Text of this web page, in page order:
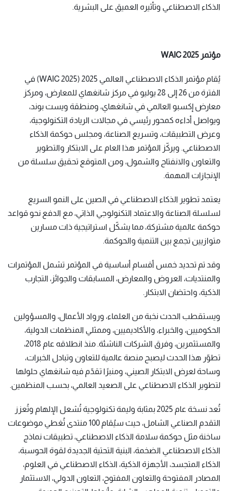
الذكاء الاصطناعي وتأثيره العميق على البشرية.
مؤتمر WAIC 2025
يُقام مؤتمر الذكاء الاصطناعي العالمي 2025 (WAIC 2025) في
الفترة من 26 إلى 28 يوليو في مركز شانغهاي للمعارض، ومركز
معارض إكسبو العالمي في شانغهاي، ومنطقة ويست بوند،
ويواصل أداءه كمحور رئيسي في مجالات الريادة التكنولوجية،
وعرض التطبيقات، وتسريع الصناعة، ومجلس حوكمة الذكاء
الاصطناعي. ويركّز المؤتمر هذا العام على الابتكار والتطوير
والتعاون والانفتاح والشمول، ومن المتوقع تحقيق سلسلة من
الإنجازات المهمة.
يعتمد تطوير الذكاء الاصطناعي في الصين على النمو السريع
لسلسلة الصناعة والاعتماد التكنولوجي الذاتي، مع الدفع نحو قواعد
حوكمة عالمية مشتركة، مما يشكّل استراتيجية ذات مسارين
متوازيين تجمع بين التنمية والحوكمة.
وقد تم تحديد خمس أقسام أساسية في المؤتمر تشمل المؤتمرات
والمنتديات، العروض والمعارض، المسابقات والجوائز، التجارب
الذكية، واحتضان الابتكار.
ويستقطب الحدث نخبة من العلماء، ورواد الأعمال، والمسؤولين
الحكوميين، والخبراء، والأكاديميين، وممثلي المنظمات الدولية،
والمستثمرين، وفرق الشركات الناشئة. منذ انطلاقه عام 2018،
تطوّر هذا الحدث ليصبح منصة عالمية للتعاون وتبادل الخبرات،
وساحة لعرض الابتكار الصيني، ومنبرًا تقدّم فيه شانغهاي حلولها
لتطوير الذكاء الاصطناعي على الصعيد العالمي، بحسب المنظمين.
تُعد نسخة عام 2025 بمثابة وليمة تكنولوجية تُشعل الإلهام وتُعزز
التقدم الصناعي الشامل، حيث سيُقام 100 منتدى تُغطي موضوعات
ساخنة مثل حوكمة سلامة الذكاء الاصطناعي، تطبيقات نماذج
الذكاء الاصطناعي الضخمة، البنية التحتية الجديدة لقوة الحوسبة،
الذكاء المتجسد، الأجهزة الذكية، الذكاء الاصطناعي في العلوم،
المصادر المفتوحة والتعاون المفتوح، التعاون الدولي، الاستثمار